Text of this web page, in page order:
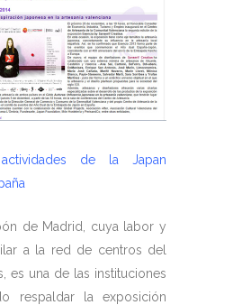
de la Japan
de Madrid, cuya labor y
a la red de centros del
es una de las instituciones
respaldar la exposición